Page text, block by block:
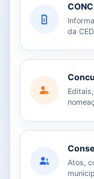
da
Atos,